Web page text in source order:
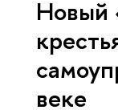
Новый
веке